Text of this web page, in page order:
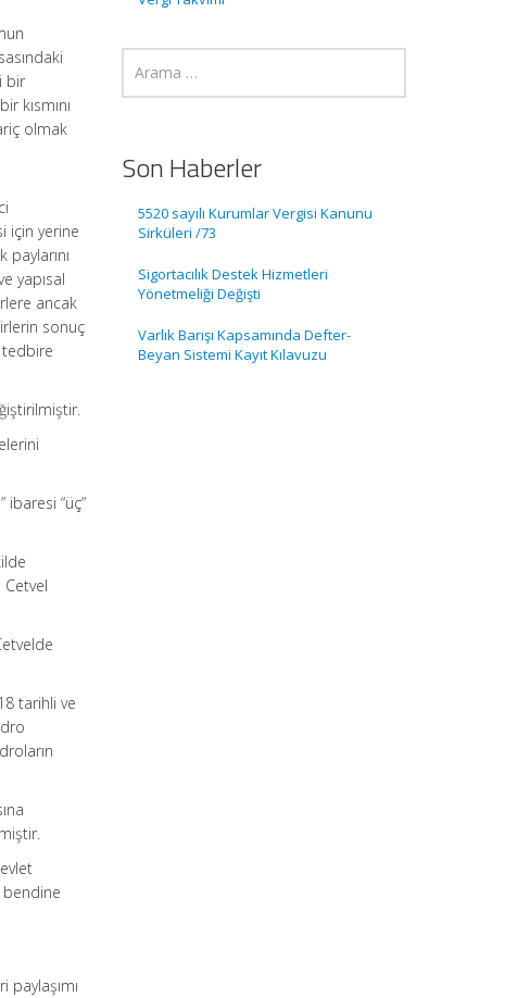
bir
kısmını
olmak
için yerine
yapısal
ancak
sonuç
tedbire
ibaresi “üç”
Cetvel
tarihli ve
bendine
Son Haberler
5520 sayılı Kurumlar Vergisi Kanunu
Sirküleri /73
Sigortacılık Destek Hizmetleri
Yönetmeliği Değişti
Varlık Barışı Kapsamında Defter-
Beyan Sistemi Kayıt Kılavuzu